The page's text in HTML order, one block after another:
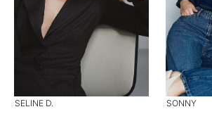
SELINE D. SONNY